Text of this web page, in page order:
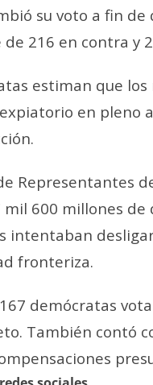
su voto a fin de
216 en contra y
estiman que
en pleno
Representantes
mil 600 millones
intentaban
fronteriza.
demócratas
También contó